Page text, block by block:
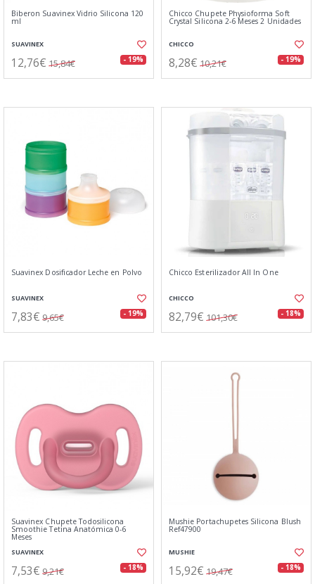
Biberon Suavinex Vidrio Silicona 120
ml
SUAVINEX
12,76€ 15,84€ - 19%
Chicco Chupete Physioforma Soft
Crystal Silicona 2-6 Meses 2 Unidades
CHICCO
8,28€ 10,21€ - 19%
Suavinex Dosificador Leche en Polvo
SUAVINEX
7,83€ 9,65€ - 19%
Chicco Esterilizador All In One
CHICCO
82,79€ 101,30€ - 18%
Suavinex Chupete Todosilicona
Smoothie Tetina Anatómica 0-6
Meses
SUAVINEX
7,53€ 9,21€ - 18%
Mushie Portachupetes Silicona Blush
Ref47900
MUSHIE
15,92€ 19,47€ - 18%